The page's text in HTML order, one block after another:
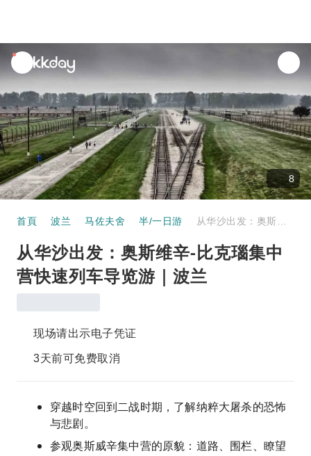
unread
notifications
8
首頁 波兰 马佐夫舍 半/一日游
从华沙出发：奥斯维辛-比克瑙集中
营快速列车导览游｜波兰
现场请出示电子凭证
3天前可免费取消
穿越时空回到二战时期，了解纳粹大屠杀的恐怖
与悲剧。
参观奥斯威辛集中营的原貌：道路、围栏、瞭望